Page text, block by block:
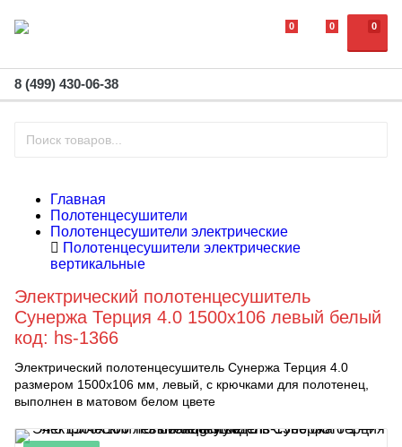
0
0 0
8 (499) 430-06-38
Главная
Полотенцесушители
Полотенцесушители электрические
Полотенцесушители электрические
вертикальные
Электрический полотенцесушитель
Сунержа Терция 4.0 1500х106 левый белый
код: hs-1366
Электрический полотенцесушитель Сунержа Терция 4.0
размером 1500х106 мм, левый, с крючками для полотенец,
выполнен в матовом белом цвете